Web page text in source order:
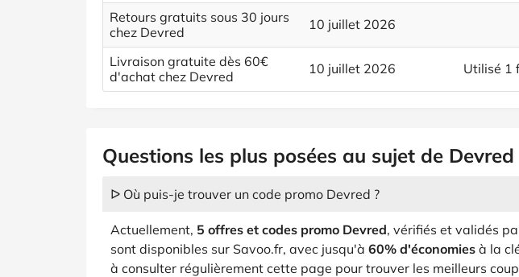
Retours gratuits sous 30 jours
chez Devred
10 juillet 2026
Livraison gratuite dès 60€
d'achat chez Devred
10 juillet 2026 Utilisé 1
Questions les plus posées au sujet de Devred
ᐅ Où puis-je trouver un code promo Devred ?
Actuellement, 5 offres et codes promo Devred, vérifiés et validés
sont disponibles sur Savoo.fr, avec jusqu'à 60% d'économies à la
à consulter régulièrement cette page pour trouver les meilleurs